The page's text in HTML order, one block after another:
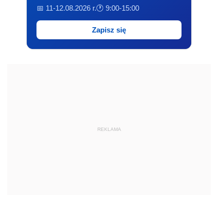
📅 11-12.08.2026 r.🕐 9:00-15:00
Zapisz się
REKLAMA